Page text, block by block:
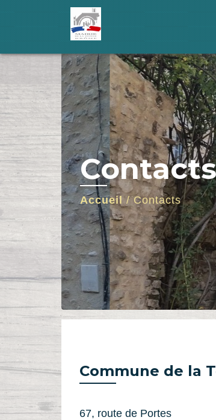
Contacts
Accueil/Contacts
Commune de la
67, route de Portes